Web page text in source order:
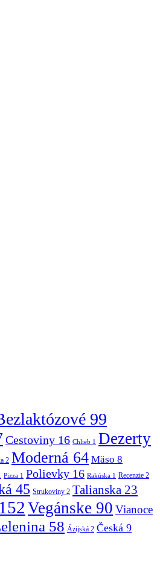
99
Cestoviny 16 Chlieb 1
Dezerty
2 Moderná 64 Mäso 8
Pizza 1 Polievky 16 Rakúska 1 Recenzie 2
45 Strukoviny 2 Talianska 23
152 Vegánske 90 Vianoce
58 Ázijská 2 Česká 9